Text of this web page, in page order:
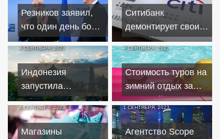
переводы
Резников заявил,
что один день боев
на Украине стоит
100 миллионов
долларов
Ситибанк
демонтирует свои
российские
банкоматы до конца
2023 года
4 СЕНТЯБРЯ, 2023
Индонезия
запустила
программу золотых
виз для инвесторов
4 СЕНТЯБРЯ, 2023
Стоимость туров на
зимний отдых за
границей вырастет
на 30 процентов
4 СЕНТЯБРЯ, 2023
Магазины
1 СЕНТЯБРЯ, 2023
Агентство Scope